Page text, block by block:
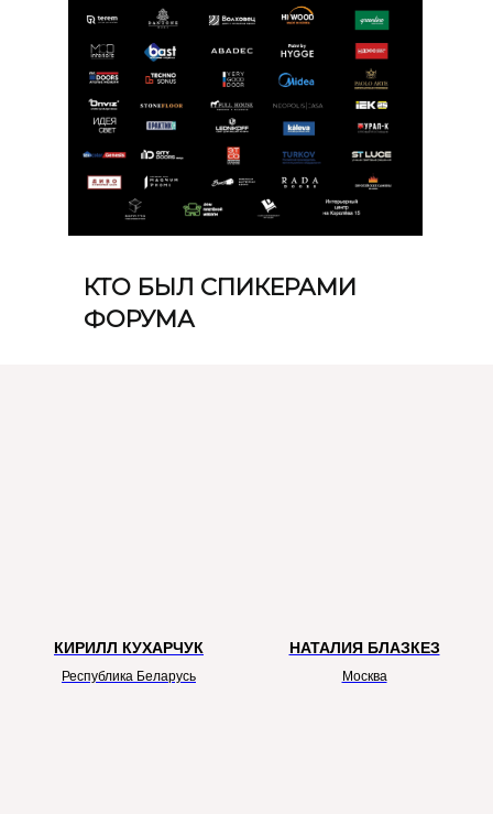
КТО БЫЛ СПИКЕРАМИ
ФОРУМА
КИРИЛЛ КУХАРЧУК
Республика Беларусь
НАТАЛИЯ БЛАЗКЕЗ
Москва